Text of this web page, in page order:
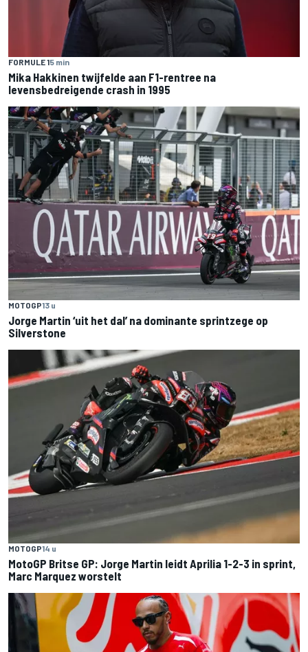
FORMULE 15 min
Mika Hakkinen twijfelde aan F1-rentree na
levensbedreigende crash in 1995
MOTOGP13 u
Jorge Martin ‘uit het dal’ na dominante sprintzege op
Silverstone
MOTOGP14 u
MotoGP Britse GP: Jorge Martin leidt Aprilia 1-2-3 in sprint,
Marc Marquez worstelt